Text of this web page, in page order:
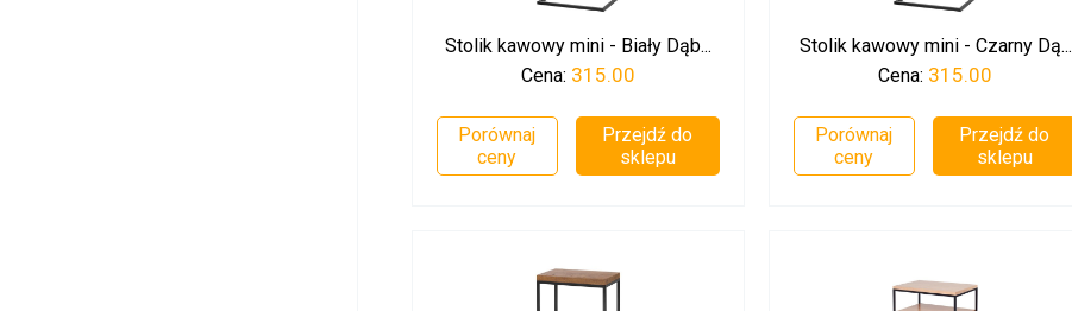
Stolik kawowy mini - Biały Dąb...
Cena: 315.00
Porównaj
ceny
Przejdź do
sklepu
Stolik kawowy mini - Czarny Dą...
Cena: 315.00
Porównaj
ceny
Przejdź do
sklepu